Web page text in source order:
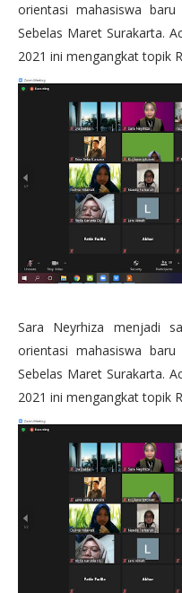
orientasi mahasiswa
Sebelas Maret Surakarta.
2021 ini mengangkat topik
Sara Neyrhiza menjadi
orientasi mahasiswa
Sebelas Maret Surakarta.
2021 ini mengangkat topik